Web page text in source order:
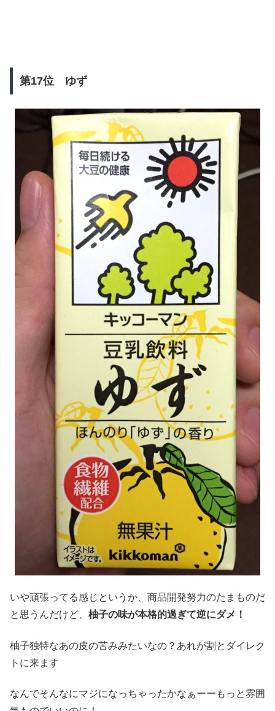
第17位 ゆず
いや頑張ってる感じというか、商品開発努力のたまものだ
と思うんだけど、 柚子の味が本格的過ぎて逆にダメ！
柚子独特なあの皮の苦みみたいなの？あれが割とダイレク
トに来ます
なんでそんなにマジになっちゃったかなぁーーもっと雰囲